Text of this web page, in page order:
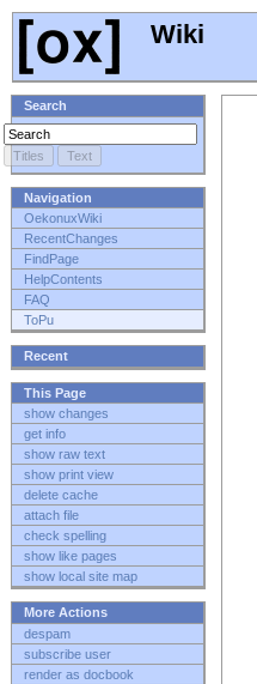
Wiki
Search
Navigation
OekonuxWiki
RecentChanges
FindPage
HelpContents
FAQ
ToPu
Recent
This Page
show changes
get info
show raw text
show print view
delete cache
attach file
check spelling
show like pages
show local site map
More Actions
despam
subscribe user
render as docbook